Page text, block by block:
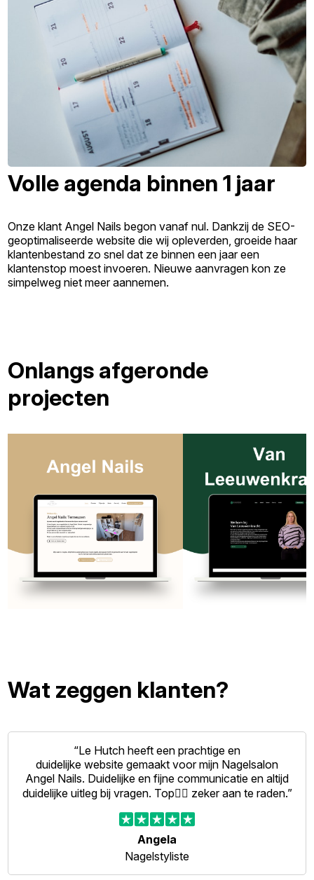
Volle agenda binnen 1 jaar
Onze klant Angel Nails begon vanaf nul. Dankzij de SEO-
geoptimaliseerde website die wij opleverden, groeide haar
klantenbestand zo snel dat ze binnen een jaar een
klantenstop moest invoeren. Nieuwe aanvragen kon ze
simpelweg niet meer aannemen.
Onlangs afgeronde
projecten
Wat zeggen klanten?
“Le Hutch heeft een prachtige en
duidelijke website gemaakt voor mijn Nagelsalon
Angel Nails. Duidelijke en fijne communicatie en altijd
duidelijke uitleg bij vragen. Top👍🏻 zeker aan te raden.”
Angela
Nagelstyliste